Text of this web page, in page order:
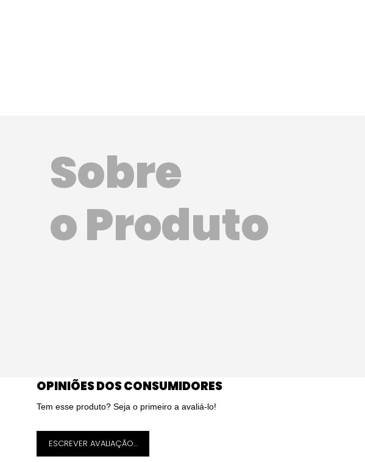
Sobre
o Produto
OPINIÕES DOS CONSUMIDORES
Tem esse produto? Seja o primeiro a avaliá-lo!
ESCREVER AVALIAÇÃO...